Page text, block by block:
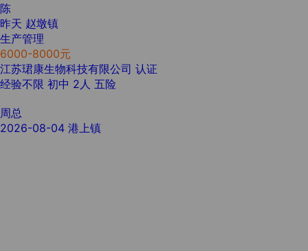
陈
昨天 赵墩镇
生产管理
6000-8000元
江苏珺康生物科技有限公司 认证
经验不限 初中 2人 五险
周总
2026-08-04 港上镇